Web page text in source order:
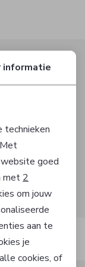
onze
informatie
technieken
goed
met 2
om jouw
aan te
je
cookies, of